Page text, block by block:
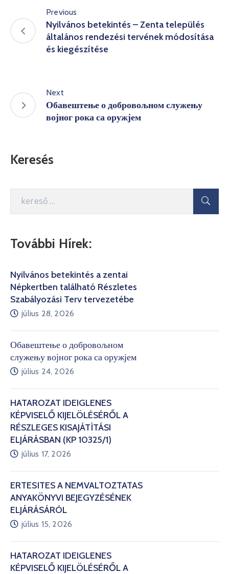
Previous
Nyilvános betekintés – Zenta település
általános rendezési tervének módosítása
és kiegészítése
Next
Обавештење о добровољном служењу
војног рока са оружјем
Keresés
További Hírek:
Nyilvános betekintés a zentai
Népkertben található Részletes
Szabályozási Terv tervezetébe
július 28, 2026
Обавештење о добровољном
служењу војног рока са оружјем
július 24, 2026
HATÁROZAT IDEIGLENES
KÉPVISELŐ KIJELÖLÉSÉRŐL A
RÉSZLEGES KISAJÁTÍTÁSI
ELJÁRÁSBAN (KP 10325/1)
július 17, 2026
ÉRTESÍTÉS A NEMVÁLTOZTATÁS
ANYAKÖNYVI BEJEGYZÉSÉNEK
ELJÁRÁSÁRÓL
július 15, 2026
HATÁROZAT IDEIGLENES
KÉPVISELŐ KIJELÖLÉSÉRŐL A